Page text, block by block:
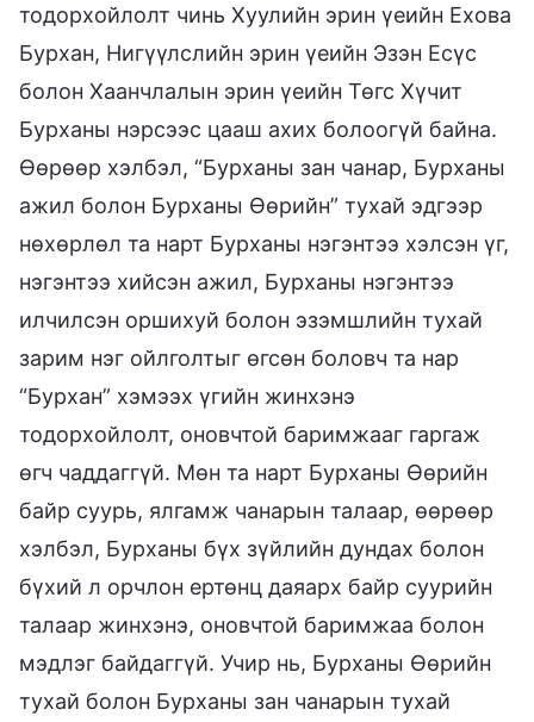
тодорхойлолт чинь Хуулийн эрин үеийн Ехова
Бурхан, Нигүүлслийн эрин үеийн Эзэн Есүс
болон Хаанчлалын эрин үеийн Төгс Хүчит
Бурханы нэрсээс цааш ахих болоогүй байна.
Өөрөөр хэлбэл, “Бурханы зан чанар, Бурханы
ажил болон Бурханы Өөрийн” тухай эдгээр
нөхөрлөл та нарт Бурханы нэгэнтээ хэлсэн үг,
нэгэнтээ хийсэн ажил, Бурханы нэгэнтээ
илчилсэн оршихуй болон эзэмшлийн тухай
зарим нэг ойлголтыг өгсөн боловч та нар
“Бурхан” хэмээх үгийн жинхэнэ
тодорхойлолт, оновчтой баримжааг гаргаж
өгч чаддаггүй. Мөн та нарт Бурханы Өөрийн
байр суурь, ялгамж чанарын талаар, өөрөөр
хэлбэл, Бурханы бүх зүйлийн дундах болон
бүхий л орчлон ертөнц даяарх байр суурийн
талаар жинхэнэ, оновчтой баримжаа болон
мэдлэг байдаггүй. Учир нь, Бурханы Өөрийн
тухай болон Бурханы зан чанарын тухай